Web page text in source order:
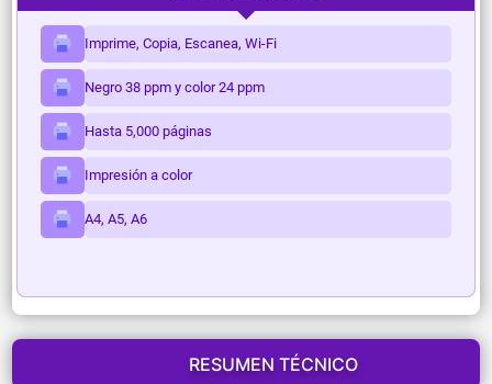
Imprime, Copia, Escanea, Wi-Fi
Negro 38 ppm y color 24 ppm
Hasta 5,000 páginas
Impresión a color
A4, A5, A6
RESUMEN TÉCNICO